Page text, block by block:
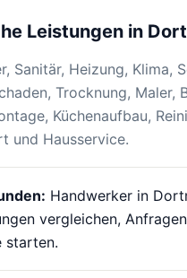
Leistungen in
Sanitär, Heizung, Klima,
Trocknung, Maler,
Küchenaufbau,
und Hausservice.
Handwerker in
vergleichen,
starten.